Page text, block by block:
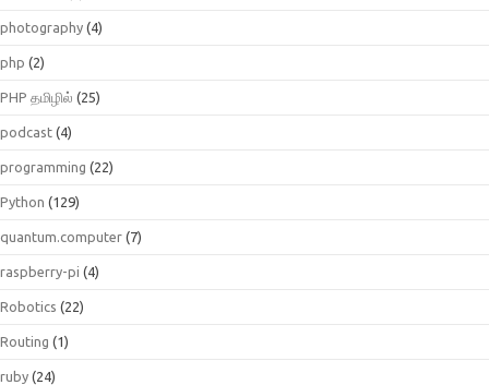
photography (4)
php (2)
PHP தமிழில் (25)
podcast (4)
programming (22)
Python (129)
quantum.computer (7)
raspberry-pi (4)
Robotics (22)
Routing (1)
ruby (24)